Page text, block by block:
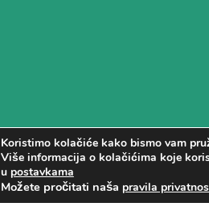
Koristimo kolačiće kako bismo vam
Više informacija o kolačićima koje
u postavkama
Možete pročitati naša pravila